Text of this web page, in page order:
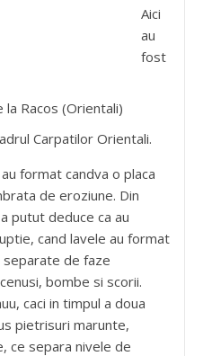
Racos (Orientali)
Aici
au
fost
Carpatilor Orientali.
format candva o placa
de eroziune. Din
putut deduce ca au
cand lavele au format
de faze
bombe si scorii.
caci in timpul a doua
pietrisuri marunte,
ce separa nivele de